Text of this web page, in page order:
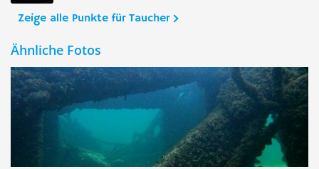
Zeige alle Punkte für Taucher
Ähnliche Fotos